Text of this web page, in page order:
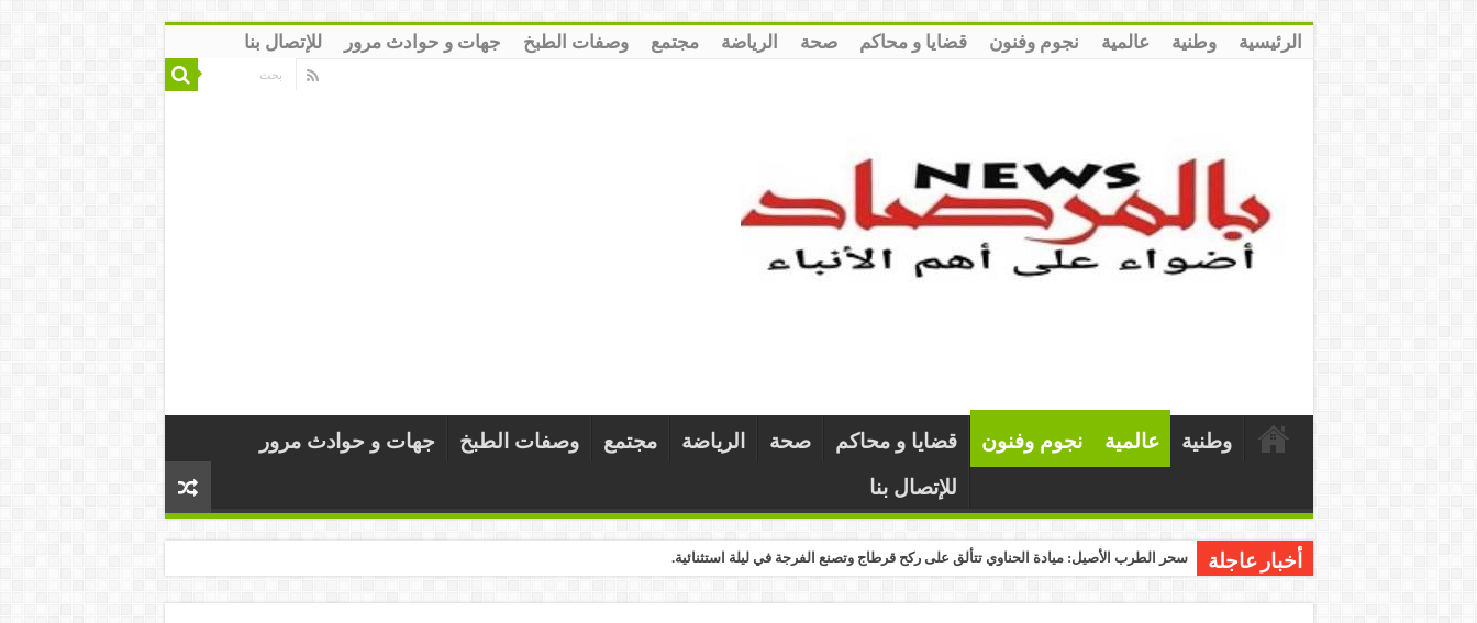
الرئيسية وطنية عالمية نجوم وفنون قضايا و محاكم صحة الرياضة مجتمع وصفات الطبخ جهات و حوادث مرور للإتصال بنا
وطنية عالمية نجوم وفنون قضايا و محاكم صحة الرياضة مجتمع وصفات الطبخ
جهات و حوادث مرور
للإتصال بنا
أخبار عاجلة سحر الطرب الأصيل: ميادة الحناوي تتألق على ركح قرطاج وتصنع الفرجة في ليلة استثنائية.